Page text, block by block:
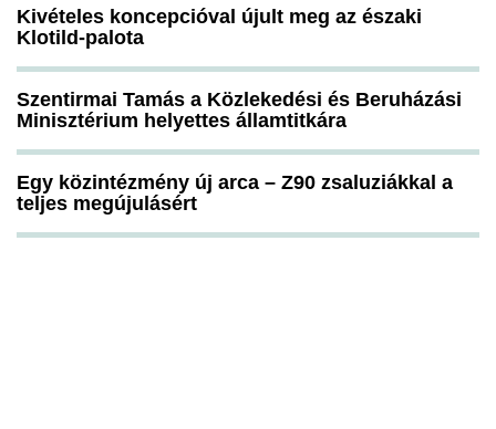
Kivételes koncepcióval újult meg az északi
Klotild-palota
Szentirmai Tamás a Közlekedési és Beruházási
Minisztérium helyettes államtitkára
Egy közintézmény új arca – Z90 zsaluziákkal a
teljes megújulásért